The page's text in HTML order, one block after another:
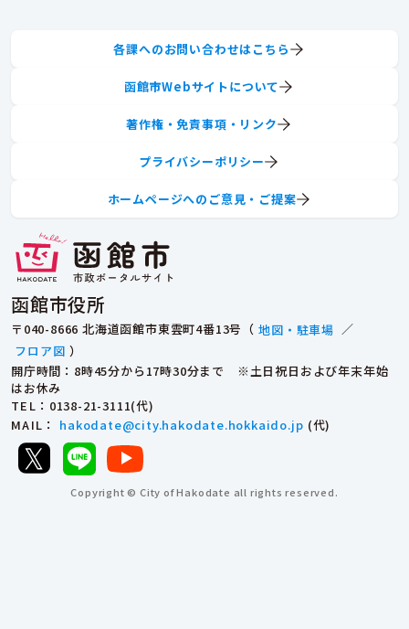
函館市役所
〒040-8666 北海道函館市東雲町4番13号（ 地図・駐車場 ／
フロア図 ）
開庁時間：8時45分から17時30分まで ※土日祝日および年末年始
はお休み
TEL ：0138-21-3111(代)
MAIL ： hakodate@city.hakodate.hokkaido.jp (代)
各課へのお問い合わせはこちら
函館市Webサイトについて
著作権・免責事項・リンク
プライバシーポリシー
ホームページへのご意見・ご提案
Copyright © City of Hakodate all rights reserved.